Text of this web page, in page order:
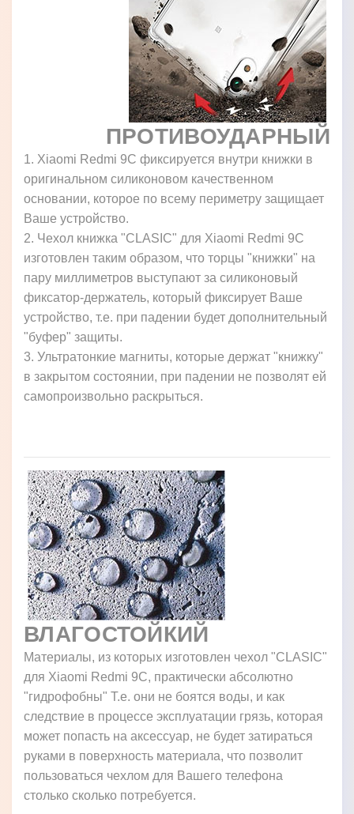
ПРОТИВОУДАРНЫЙ
1. Xiaomi Redmi 9C фиксируется внутри книжки в
оригинальном силиконовом качественном
основании, которое по всему периметру защищает
Ваше устройство.
2. Чехол книжка "CLASIC" для Xiaomi Redmi 9C
изготовлен таким образом, что торцы "книжки" на
пару миллиметров выступают за силиконовый
фиксатор-держатель, который фиксирует Ваше
устройство, т.е. при падении будет дополнительный
"буфер" защиты.
3. Ультратонкие магниты, которые держат "книжку"
в закрытом состоянии, при падении не позволят ей
самопроизвольно раскрыться.
ВЛАГОСТОЙКИЙ
Материалы, из которых изготовлен чехол "CLASIC"
для Xiaomi Redmi 9C, практически абсолютно
"гидрофобны" Т.е. они не боятся воды, и как
следствие в процессе эксплуатации грязь, которая
может попасть на аксессуар, не будет затираться
руками в поверхность материала, что позволит
пользоваться чехлом для Вашего телефона
столько сколько потребуется.